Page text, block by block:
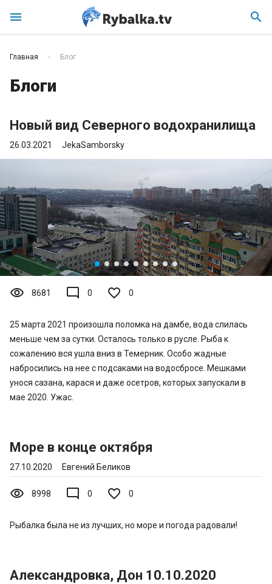
menu search
Главная Блог
Блоги
Новый вид Северного водохранилища
26.03.2021 JekaSamborsky
visibility 8681 mode_comment 0 0
25 марта 2021 произошла поломка на дамбе, вода слилась
меньше чем за сутки. Осталось только в русле. Рыба к
сожалению вся ушла вниз в Темерник. Особо жадные
набросились на нее с подсаками на водосбросе. Мешками
унося сазана, карася и даже осетров, которых запускали в
мае 2020. Ужас.
Море в конце октября
27.10.2020 Евгений Беликов
visibility 8998 mode_comment 0 0
Рыбалка была не из лучших, но море и погода радовали!
Александровка, Дон 10.10.2020